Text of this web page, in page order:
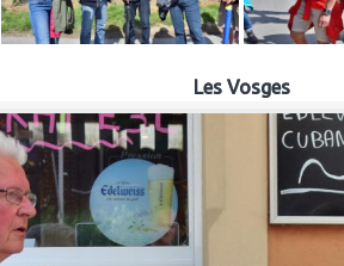
Les Vosges